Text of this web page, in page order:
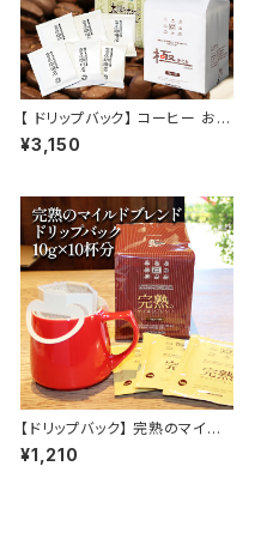
【 ドリップバック】 コーヒー おた
めし セット 3種 26パック お試
し セット 飲み比べ コーヒー ト
¥3,150
【ドリップバック】 完熟のマイル
ドブレンド 10g×10杯分 トミ
ヤコーヒー 通販 自家焙煎 ホテ
¥1,210